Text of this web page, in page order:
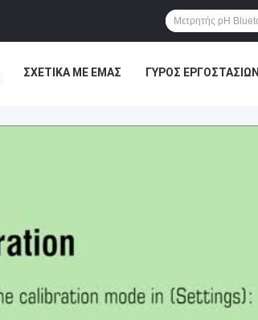
ΣΧΕΤΙΚΆ ΜΕ ΕΜΆΣ ΓΎΡΟΣ ΕΡΓΟΣΤΑΣΊΩΝ